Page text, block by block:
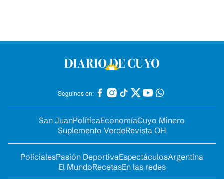
Seguinos en:
San JuanPolíticaEconomíaCuyo Minero
Suplemento VerdeRevista OH
PolicialesPasión DeportivaEspectáculosArgentina
El MundoRecetasEn las redes